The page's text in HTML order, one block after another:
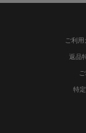
ご利用
返品
特